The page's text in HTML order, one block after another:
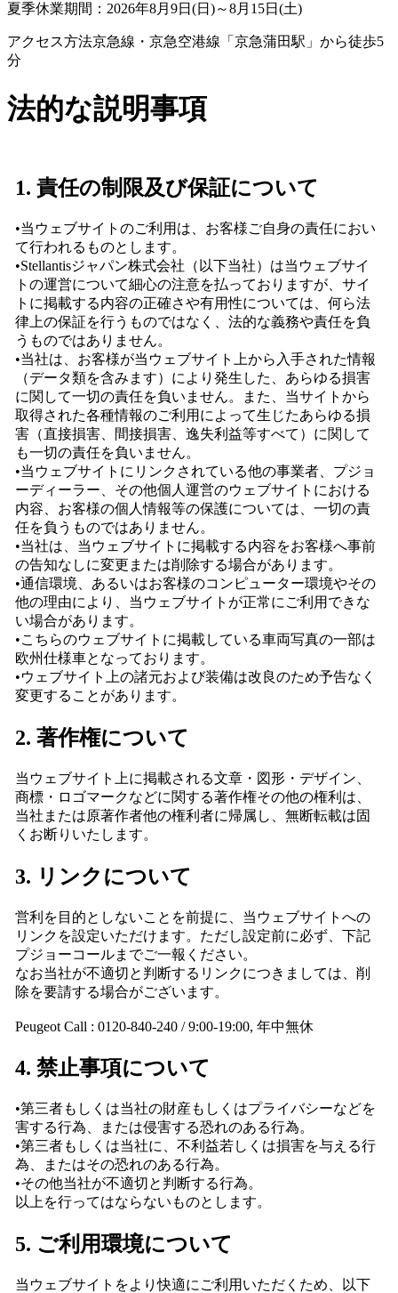
夏季休業期間：2026年8月9日(日)～8月15日(土)
アクセス方法京急線・京急空港線「京急蒲田駅」から徒歩5
分
法的な説明事項
1. 責任の制限及び保証について
•当ウェブサイトのご利用は、お客様ご自身の責任におい
て行われるものとします。
•Stellantisジャパン株式会社（以下当社）は当ウェブサイ
トの運営について細心の注意を払っておりますが、サイ
トに掲載する内容の正確さや有用性については、何ら法
律上の保証を行うものではなく、法的な義務や責任を負
うものではありません。
•当社は、お客様が当ウェブサイト上から入手された情報
（データ類を含みます）により発生した、あらゆる損害
に関して一切の責任を負いません。また、当サイトから
取得された各種情報のご利用によって生じたあらゆる損
害（直接損害、間接損害、逸失利益等すべて）に関して
も一切の責任を負いません。
•当ウェブサイトにリンクされている他の事業者、プジョ
ーディーラー、その他個人運営のウェブサイトにおける
内容、お客様の個人情報等の保護については、一切の責
任を負うものではありません。
•当社は、当ウェブサイトに掲載する内容をお客様へ事前
の告知なしに変更または削除する場合があります。
•通信環境、あるいはお客様のコンピューター環境やその
他の理由により、当ウェブサイトが正常にご利用できな
い場合があります。
•こちらのウェブサイトに掲載している車両写真の一部は
欧州仕様車となっております。
•ウェブサイト上の諸元および装備は改良のため予告なく
変更することがあります。
2. 著作権について
当ウェブサイト上に掲載される文章・図形・デザイン、
商標・ロゴマークなどに関する著作権その他の権利は、
当社または原著作者他の権利者に帰属し、無断転載は固
くお断りいたします。
3. リンクについて
営利を目的としないことを前提に、当ウェブサイトへの
リンクを設定いただけます。ただし設定前に必ず、下記
プジョーコールまでご一報ください。
なお当社が不適切と判断するリンクにつきましては、削
除を要請する場合がございます。
Peugeot Call : 0120-840-240 / 9:00-19:00, 年中無休
4. 禁止事項について
•第三者もしくは当社の財産もしくはプライバシーなどを
害する行為、または侵害する恐れのある行為。
•第三者もしくは当社に、不利益若しくは損害を与える行
為、またはその恐れのある行為。
•その他当社が不適切と判断する行為。
以上を行ってはならないものとします。
5. ご利用環境について
当ウェブサイトをより快適にご利用いただくため、以下